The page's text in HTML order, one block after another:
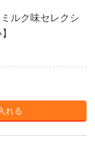
ルク味セレクシ
れる